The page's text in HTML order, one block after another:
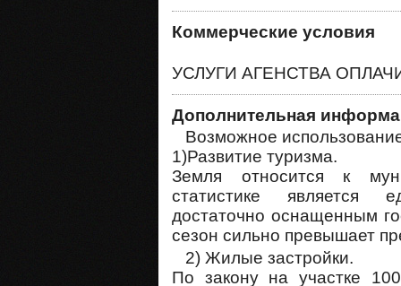
Коммерческие условия
УСЛУГИ АГЕНСТВА
Дополнительная
Возможное
1)Развитие туризма.
Земля относится к
статистике является
достаточно оснащенным
сезон сильно превышает
2) Жилые застройки.
По закону на участке